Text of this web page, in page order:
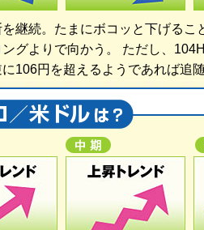
を継続。たまにボコッと下げるこ
ングよりで向かう。 ただし、
106円を超えるようであれば追随